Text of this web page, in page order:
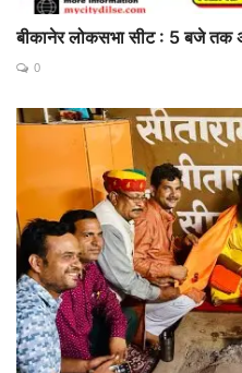
बीकानेर लोकसभा सीट : 5 बजे तक
0